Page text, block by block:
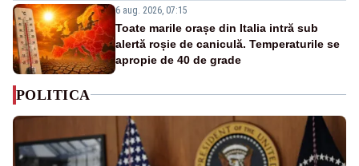
6 aug. 2026, 07:15
Toate marile orașe din Italia intră sub
alertă roșie de caniculă. Temperaturile se
apropie de 40 de grade
POLITICA